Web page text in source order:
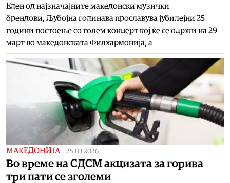
Еден од најзначајните македонски музички
брендови, Љубојна годинава прославува јубилејни 25
години постоење со голем концерт кој ќе се одржи на 29
март во македонската Филхармонија, а
МАКЕДОНИЈА 25.03.2026
Во време на СДСМ акцизата за горива
три пати се зголеми